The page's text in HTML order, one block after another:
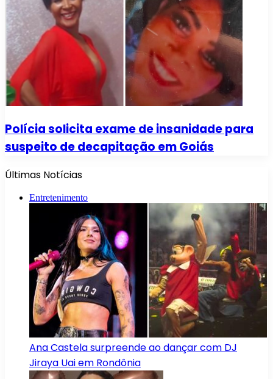
Polícia solicita exame de insanidade para
suspeito de decapitação em Goiás
Últimas Notícias
Entretenimento
Ana Castela surpreende ao dançar com DJ
Jiraya Uai em Rondônia